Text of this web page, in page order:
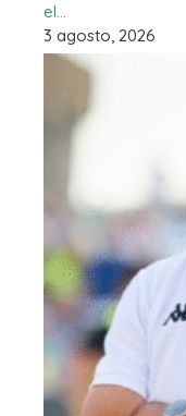
el…
3 agosto, 2026